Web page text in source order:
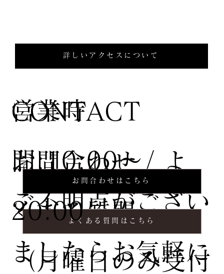
CONTACT
お問合わせ / よ
くある質問
お問合わせはこちら
ご不明点がござい
ましたらお気軽に
よくある質問はこちら
営業時
間:10:00〜
20:00
（月曜日のみ受付
詳しいアクセスについて